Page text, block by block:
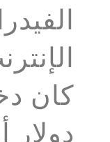
دولار